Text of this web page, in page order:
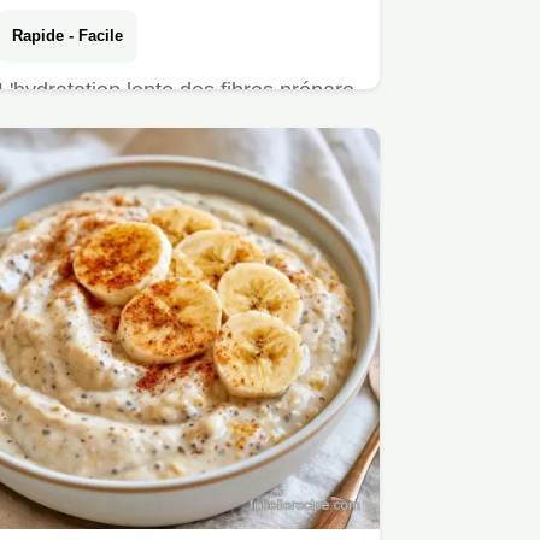
Rapide - Facile
lente des fibres prépare
Overnight oats cacahuète.